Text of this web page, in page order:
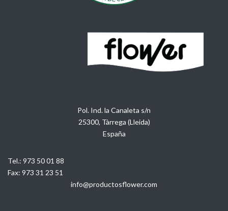
Pol. Ind. la Canaleta s/n
25300, Tàrrega (Lleida)
España
Tel.: 973 50 01 88
Fax: 973 31 23 51
info@productosflower.com